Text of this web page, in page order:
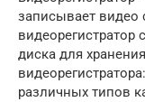
записывает видео
диска для
различных типов